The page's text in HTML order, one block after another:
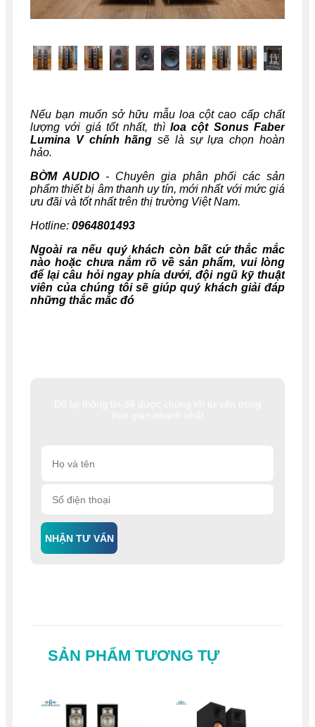
NHẬN TƯ VẤN
Nếu bạn muốn sở hữu mẫu loa cột cao cấp chất
lượng với giá tốt nhất, thìloa cột Sonus Faber
Lumina V chính hãng sẽ là sự lựa chọn hoàn
hảo.
BỜM AUDIO- Chuyên gia phân phối các sản
phẩm thiết bị âm thanh uy tín, mới nhất với mức giá
ưu đãi và tốt nhất trên thị trường Việt Nam.
Hotline: 0964801493
Ngoài ra nếu quý khách còn bất cứ thắc mắc
nào hoặc chưa nắm rõ về sản phẩm, vui lòng
để lại câu hỏi ngay phía dưới, đội ngũ kỹ thuật
viên của chúng tôi sẽ giúp quý khách giải đáp
những thắc mắc đó
SẢN PHẨM TƯƠNG TỰ